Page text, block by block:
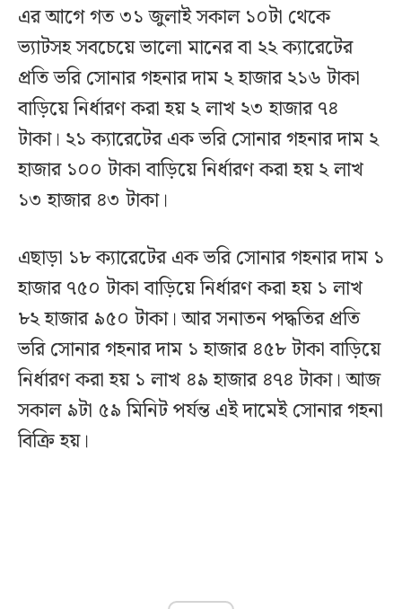
এর আগে গত ৩১ জুলাই সকাল ১০টা থেকে
ভ্যাটসহ সবচেয়ে ভালো মানের বা ২২ ক্যারেটের
প্রতি ভরি সোনার গহনার দাম ২ হাজার ২১৬ টাকা
বাড়িয়ে নির্ধারণ করা হয় ২ লাখ ২৩ হাজার ৭৪
টাকা। ২১ ক্যারেটের এক ভরি সোনার গহনার দাম ২
হাজার ১০০ টাকা বাড়িয়ে নির্ধারণ করা হয় ২ লাখ
১৩ হাজার ৪৩ টাকা।
এছাড়া ১৮ ক্যারেটের এক ভরি সোনার গহনার দাম ১
হাজার ৭৫০ টাকা বাড়িয়ে নির্ধারণ করা হয় ১ লাখ
৮২ হাজার ৯৫০ টাকা। আর সনাতন পদ্ধতির প্রতি
ভরি সোনার গহনার দাম ১ হাজার ৪৫৮ টাকা বাড়িয়ে
নির্ধারণ করা হয় ১ লাখ ৪৯ হাজার ৪৭৪ টাকা। আজ
সকাল ৯টা ৫৯ মিনিট পর্যন্ত এই দামেই সোনার গহনা
বিক্রি হয়।